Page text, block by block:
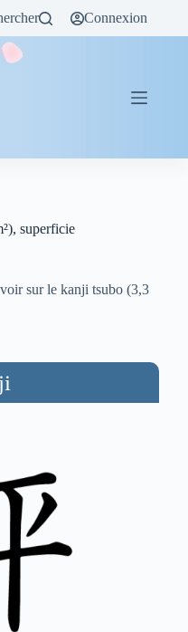
Connexion
superficie
sur le kanji tsubo (3,3